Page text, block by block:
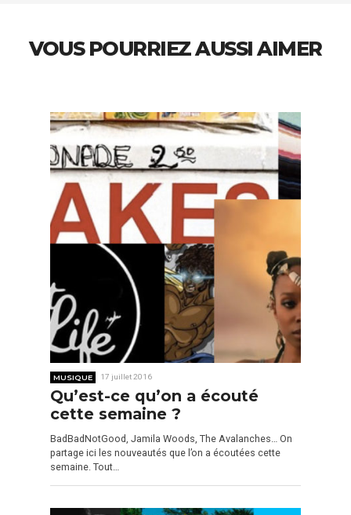
VOUS POURRIEZ AUSSI AIMER
MUSIQUE 17 juillet 2016
Qu’est-ce qu’on a écouté
cette semaine ?
BadBadNotGood, Jamila Woods, The Avalanches… On
partage ici les nouveautés que l’on a écoutées cette
semaine. Tout…